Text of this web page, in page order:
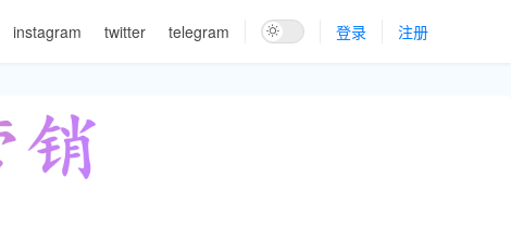
instagram twitter telegram 登录 注册